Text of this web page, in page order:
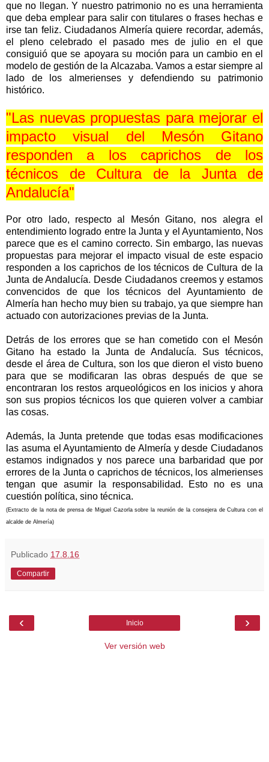
que no llegan. Y nuestro patrimonio no es una herramienta
que deba emplear para salir con titulares o frases hechas e
irse tan feliz. Ciudadanos Almería quiere recordar, además,
el pleno celebrado el pasado mes de julio en el que
consiguió que se apoyara su moción para un cambio en el
modelo de gestión de la Alcazaba. Vamos a estar siempre al
lado de los almerienses y defendiendo su patrimonio
histórico.
"Las nuevas propuestas para mejorar el
impacto visual del Mesón Gitano
responden a los caprichos de los
técnicos de Cultura de la Junta de
Andalucía"
Por otro lado, respecto al Mesón Gitano, nos alegra el
entendimiento logrado entre la Junta y el Ayuntamiento, Nos
parece que es el camino correcto. Sin embargo, las nuevas
propuestas para mejorar el impacto visual de este espacio
responden a los caprichos de los técnicos de Cultura de la
Junta de Andalucía. Desde Ciudadanos creemos y estamos
convencidos de que los técnicos del Ayuntamiento de
Almería han hecho muy bien su trabajo, ya que siempre han
actuado con autorizaciones previas de la Junta.
Detrás de los errores que se han cometido con el Mesón
Gitano ha estado la Junta de Andalucía. Sus técnicos,
desde el área de Cultura, son los que dieron el visto bueno
para que se modificaran las obras después de que se
encontraran los restos arqueológicos en los inicios y ahora
son sus propios técnicos los que quieren volver a cambiar
las cosas.
Además, la Junta pretende que todas esas modificaciones
las asuma el Ayuntamiento de Almería y desde Ciudadanos
estamos indignados y nos parece una barbaridad que por
errores de la Junta o caprichos de técnicos, los almerienses
tengan que asumir la responsabilidad. Esto no es una
cuestión política, sino técnica.
(Extracto de la nota de prensa de Miguel Cazorla sobre la reunión de la consejera de Cultura con el
alcalde de Almería)
Publicado 17.8.16
Compartir
‹ ›
Inicio
Ver versión web